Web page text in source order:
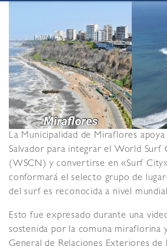
La Municipalidad de Miraflores
Salvador para integrar el World
(WSCN) y convertirse en «Surf
conformará el selecto grupo de
del surf es reconocida a nivel
Esto fue expresado durante una
sostenida por la comuna miraflorina